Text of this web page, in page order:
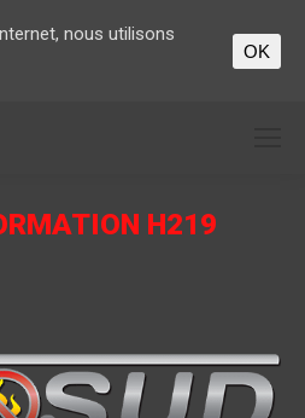
H219
nous utilisons
OK